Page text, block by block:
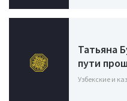
Татьяна
пути
Узбекские и